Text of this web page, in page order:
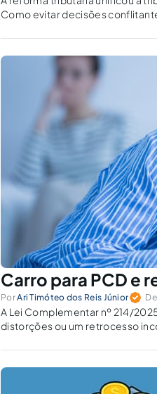
Como evitar decisões
Carro para PCD e
PorAri Timóteo dos Reis Júnior
A Lei Complementar nº 214/
distorções ou um retrocesso